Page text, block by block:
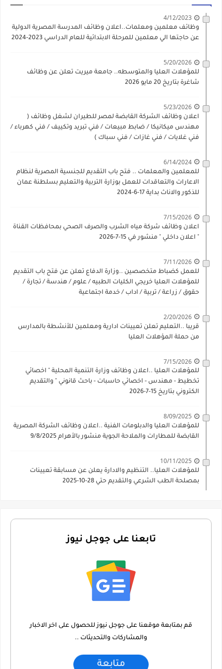
4/12/2023
وظائف معلمين ومعلمات..اعلان وظائف المدرسة المصرية الدولية
عن حاجتها الي معلمين للمرحلة الابتدائية للعام الدراسي 2023-2024
5/20/2026
للمؤهلات العليا والمتوسطه.. جامعة ميريت تعلن عن وظائف
شاغرة بتاريخ 20 مايو 2026
5/23/2026
اعلان وظائف الشركة القابضة لمصر للطيران لشغل وظائف (
مهندس ميكانيكا / ضابط مبيعات / فني تبريد وتكييف / فني كهرباء /
فني غلايات / فني غازات / فني سباك )
6/14/2024
للمعلمين والمعلمات .. فتح باب التقديم للجنسية المصرية لنظام
الاعارات والتعاقدات للعمل بوزارة التربية والتعليم بسلطنة عمان
للذكور والاناث بداية 17-6-2024
7/15/2026
اعلان وظائف شركة مياه الشرب والصرف الصحي بمحافظات القناة
" اعلان داخلي " منشور في 15-7-2026
7/11/2026
للعمل كضباط متخصصين ..وزارة الدفاع تعلن عن فتح باب التقديم
للمؤهلات العليا خريجي الكليات الطبيه / علوم / هندسة / تجارة /
حقوق / زراعة / تربية / اداب / خدمة اجتماعية
2/20/2026
قريبا ..التعليم تعلن تعيينات ادارية ومعلمين للأنشطة بالمدارس
من حملة المؤهلات العليا
7/15/2026
للمؤهلات العليا ..اعلان وظائف وزارة التنمية المحلية " اخصائي
تخطيط - مهندس - اخصائي حاسبات - باحث قانوني " والتقديم
الكتروني بتاريخ 15-7-2026
8/09/2025
للمؤهلات العليا والدبلومات الفنية ..اعلان وظائف الشركة المصرية
القابضة للمطارات والملاحة الجوية منشور بالأهرام 9/8/2025
10/11/2025
للمؤهلات العليا.. التنظيم والادارة يعلن عن مسابقة تعيينات
بمصلحة الطب الشرعي والتقديم حتي 28-10-2025
تابعنا على جوجل نيوز
قم بمتابعة موقعنا على جوجل نيوز للحصول على اخر الاخبار
والمشاركات والتحديثات ..
متابعة